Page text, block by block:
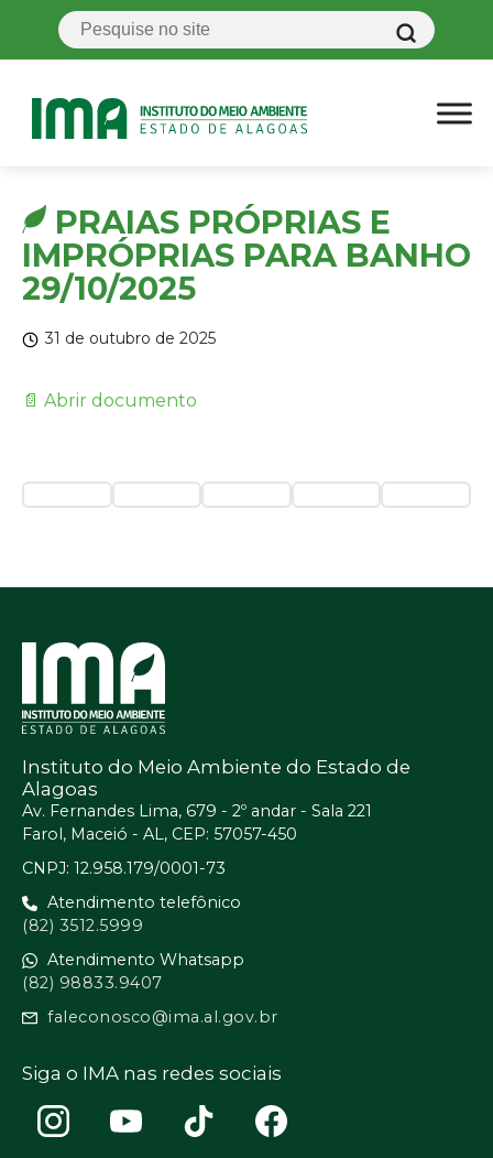
PRAIAS PRÓPRIAS E
IMPRÓPRIAS PARA BANHO
29/10/2025
31 de outubro de 2025
📄 Abrir documento
Instituto do Meio Ambiente do Estado de
Alagoas
Av. Fernandes Lima, 679 - 2º andar - Sala 221
Farol, Maceió - AL, CEP: 57057-450
CNPJ: 12.958.179/0001-73
Atendimento telefônico
(82) 3512.5999
Atendimento Whatsapp
(82) 98833.9407
faleconosco@ima.al.gov.br
Siga o IMA nas redes sociais